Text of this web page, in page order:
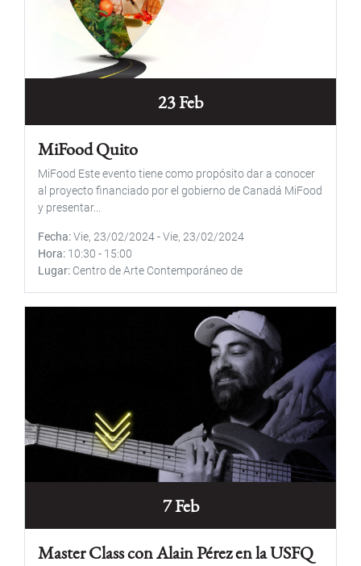
23 Feb
MiFood Quito
MiFood Este evento tiene como propósito dar a conocer
al proyecto financiado por el gobierno de Canadá MiFood
y presentar...
Fecha Vie, 23/02/2024-Vie, 23/02/2024
Hora 10:30 - 15:00
Lugar Centro de Arte Contemporáneo de
7 Feb
Master Class con Alain Pérez en la USFQ